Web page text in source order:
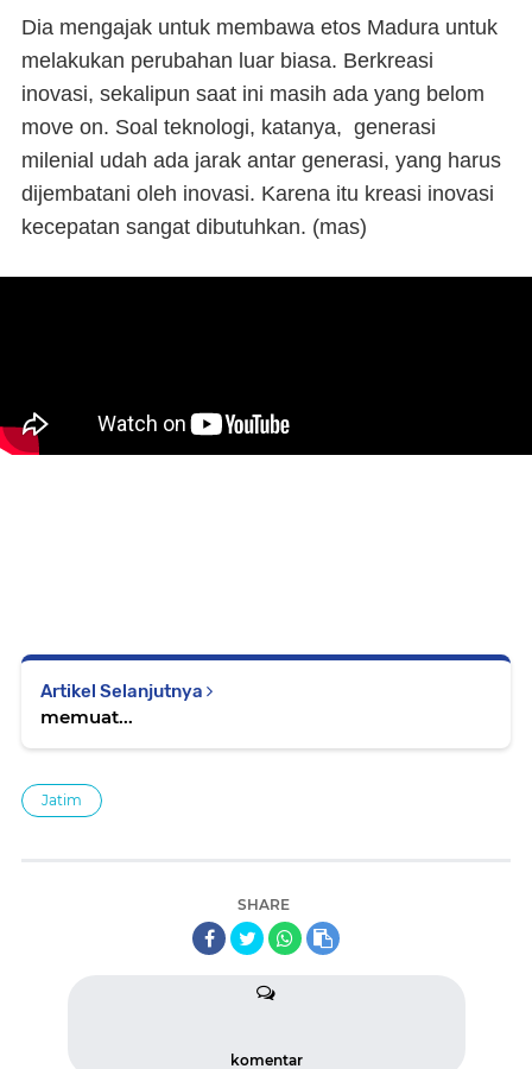
Dia mengajak untuk membawa etos Madura untuk
melakukan perubahan luar biasa. Berkreasi
inovasi, sekalipun saat ini masih ada yang belom
move on. Soal teknologi, katanya, generasi
milenial udah ada jarak antar generasi, yang harus
dijembatani oleh inovasi. Karena itu kreasi inovasi
kecepatan sangat dibutuhkan. (mas)
Artikel Selanjutnya
memuat...
Jatim
SHARE
komentar